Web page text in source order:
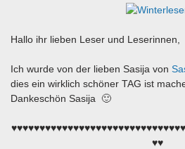
Hallo ihr lieben Leser und Leserinnen,
Ich wurde von der lieben Sasija von
dies ein wirklich schöner TAG ist
Dankeschön Sasija 🙂
♥♥